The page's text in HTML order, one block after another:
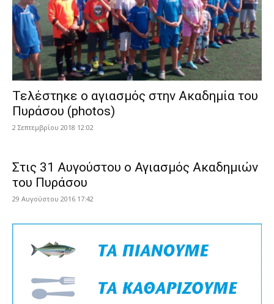
Τελέστηκε ο αγιασμός στην Ακαδημία του
Πυράσου (photos)
2 Σεπτεμβρίου 2018 12:02
Στις 31 Αυγούστου ο Αγιασμός Ακαδημιών
του Πυράσου
29 Αυγούστου 2016 17:42